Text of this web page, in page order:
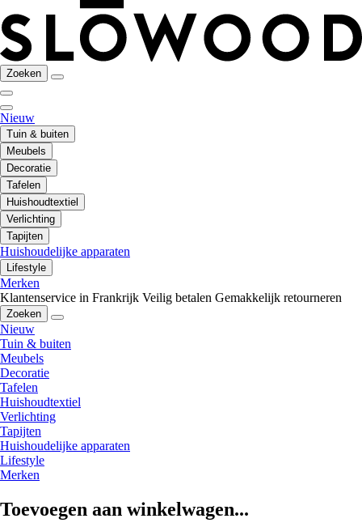
Zoeken
Nieuw
Tuin & buiten
Meubels
Decoratie
Tafelen
Huishoudtextiel
Verlichting
Tapijten
Huishoudelijke apparaten
Lifestyle
Merken
Klantenservice in Frankrijk Veilig betalen Gemakkelijk retourneren
Zoeken
Nieuw
Tuin & buiten
Meubels
Decoratie
Tafelen
Huishoudtextiel
Verlichting
Tapijten
Huishoudelijke apparaten
Lifestyle
Merken
Toevoegen aan winkelwagen...